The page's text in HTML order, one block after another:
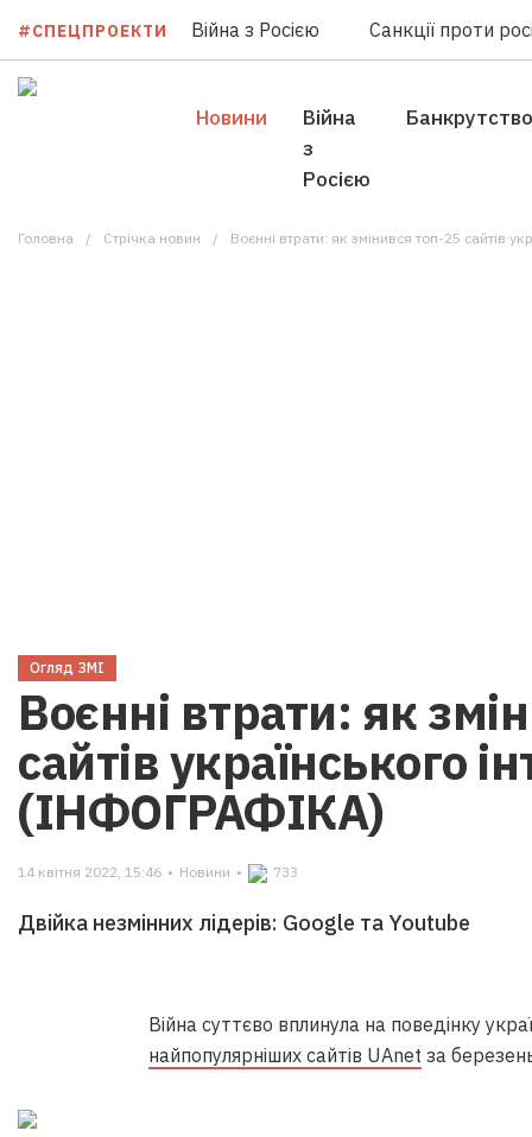
#СПЕЦПРОЕКТИ Війна з Росією Санкції проти
Новини
Війна
з
Росією
Банкрутство
Головна Стрічка новин Воєнні втрати: як змінився топ-25 сайтів
Огляд ЗМІ
Воєнні втрати: як
сайтів українського
(ІНФОГРАФІКА)
14 квітня 2022, 15:46 • Новини • 733
Двійка незмінних лідерів: Google та Youtube
Війна суттєво вплинула на поведінку
найпопулярніших сайтів UAnet за